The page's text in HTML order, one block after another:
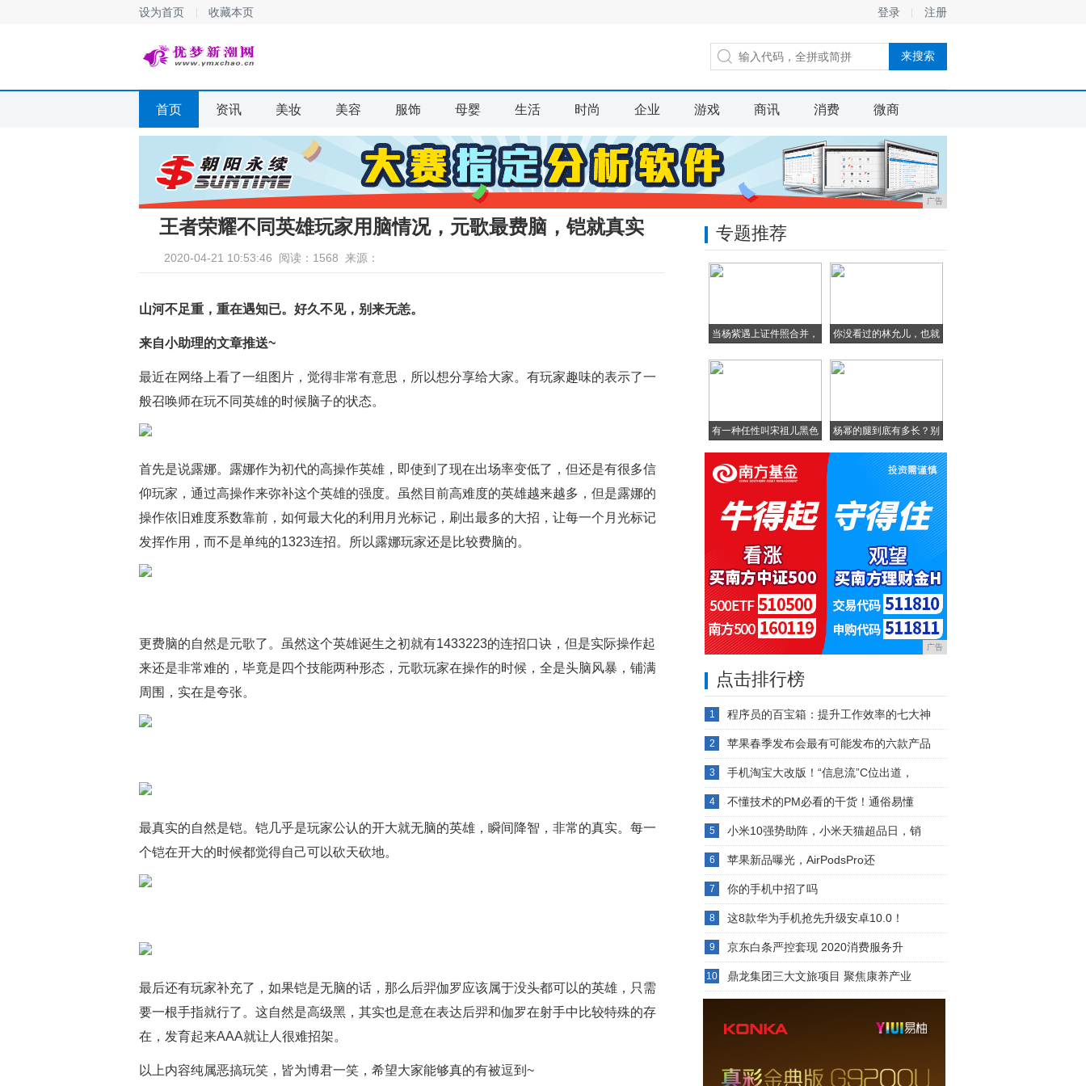
设为首页 收藏本页 登录 注册
首页 资讯 美妆 美容 服饰 母婴 生活 时尚 企业 游戏 商讯 消费 微商
广告
王者荣耀不同英雄玩家用脑情况，元歌最费脑，铠就真实
2020-04-21 10:53:46 阅读：1568 来源：
山河不足重，重在遇知已。好久不见，别来无恙。
来自小助理的文章推送~
最近在网络上看了一组图片，觉得非常有意思，所以想分享给大家。有玩家趣味的表示了一
般召唤师在玩不同英雄的时候脑子的状态。
首先是说露娜。露娜作为初代的高操作英雄，即使到了现在出场率变低了，但还是有很多信
仰玩家，通过高操作来弥补这个英雄的强度。虽然目前高难度的英雄越来越多，但是露娜的
操作依旧难度系数靠前，如何最大化的利用月光标记，刷出最多的大招，让每一个月光标记
发挥作用，而不是单纯的1323连招。所以露娜玩家还是比较费脑的。
更费脑的自然是元歌了。虽然这个英雄诞生之初就有1433223的连招口诀，但是实际操作起
来还是非常难的，毕竟是四个技能两种形态，元歌玩家在操作的时候，全是头脑风暴，铺满
周围，实在是夸张。
最真实的自然是铠。铠几乎是玩家公认的开大就无脑的英雄，瞬间降智，非常的真实。每一
个铠在开大的时候都觉得自己可以砍天砍地。
最后还有玩家补充了，如果铠是无脑的话，那么后羿伽罗应该属于没头都可以的英雄，只需
要一根手指就行了。这自然是高级黑，其实也是意在表达后羿和伽罗在射手中比较特殊的存
在，发育起来AAA就让人很难招架。
以上内容纯属恶搞玩笑，皆为博君一笑，希望大家能够真的有被逗到~
专题推荐
当杨紫遇上证件照合并，
你没看过的林允儿，也就
有一种任性叫宋祖儿黑色
配
杨幂的腿到底有多长？别
人
广告
点击排行榜
1 程序员的百宝箱：提升工作效率的七大神
2 苹果春季发布会最有可能发布的六款产品
3 手机淘宝大改版！“信息流”C位出道，
4 不懂技术的PM必看的干货！通俗易懂
5 小米10强势助阵，小米天猫超品日，销
6 苹果新品曝光，AirPodsPro还
7 你的手机中招了吗
8 这8款华为手机抢先升级安卓10.0！
9 京东白条严控套现 2020消费服务升
10 鼎龙集团三大文旅项目 聚焦康养产业